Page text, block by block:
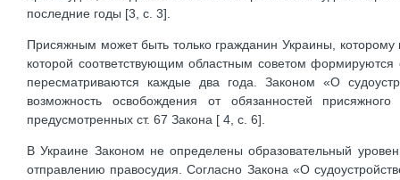
последние годы [3, с. 3].
Присяжным может быть только гражданин Украины,
которой соответствующим областным советом
пересматриваются каждые два года. Законом «О
возможность освобождения от обязанностей
предусмотренных ст. 67 Закона [ 4, с. 6].
В Украине Законом не определены образовательный
отправлению правосудия. Согласно Закона «О